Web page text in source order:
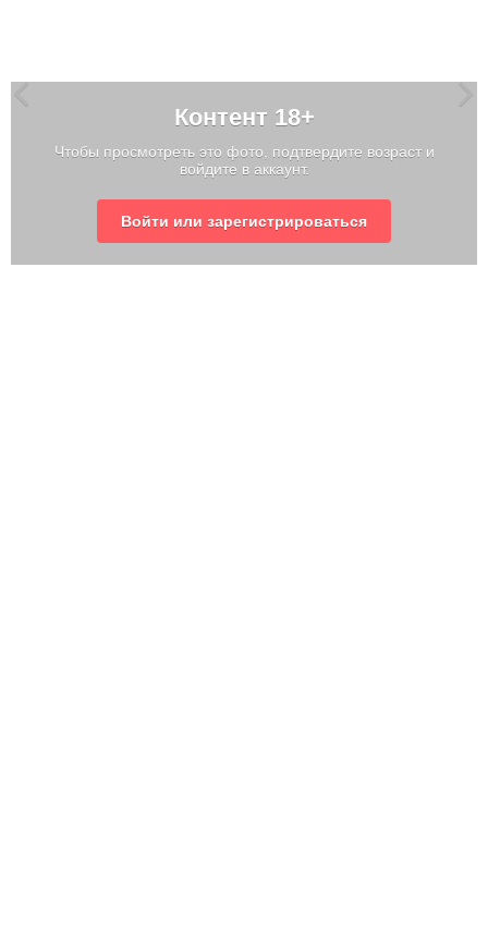
Контент 18+
Чтобы просмотреть это фото, подтвердите возраст и
войдите в аккаунт.
Войти или зарегистрироваться